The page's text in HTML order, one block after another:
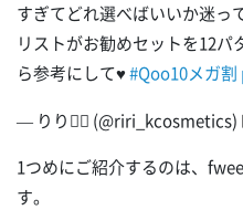
すぎてどれ選べばいいか迷っ
リストがお勧めセットを12
ら参考にして♥️#Qoo10メガ割
— りり🧚‍♂️ (@riri_kcosmetics)
1つめにご紹介するのは、
す。